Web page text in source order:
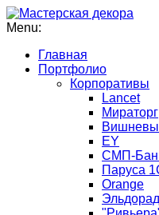
Menu:
Главная
Портфолио
Корпоративы
Lancet
Мираторг
EY
СМП-
Паруса
Orange